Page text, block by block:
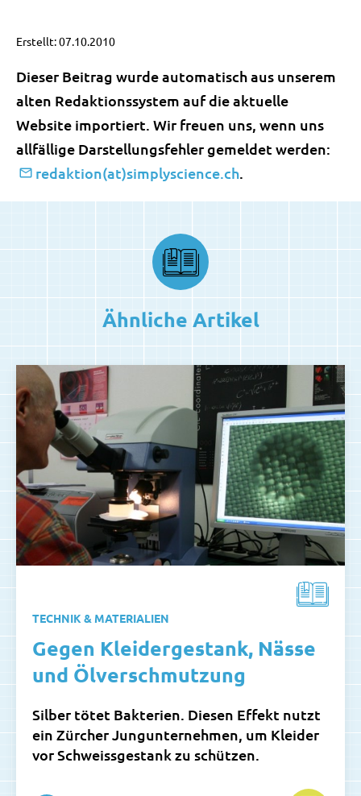
Erstellt: 07.10.2010
Dieser Beitrag wurde automatisch aus unserem
alten Redaktionssystem auf die aktuelle
Website importiert. Wir freuen uns, wenn uns
allfällige Darstellungsfehler gemeldet werden:
redaktion(at)simplyscience.ch.
Ähnliche Artikel
TECHNIK & MATERIALIEN
Gegen Kleidergestank, Nässe
und Ölverschmutzung
Silber tötet Bakterien. Diesen Effekt nutzt
ein Zürcher Jungunternehmen, um Kleider
vor Schweissgestank zu schützen.